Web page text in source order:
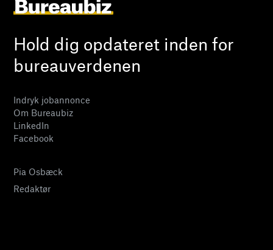
Hold dig opdateret inden for
bureauverdenen
Indryk jobannonce
Om Bureaubiz
LinkedIn
Facebook
Pia Osbæck
Redaktør